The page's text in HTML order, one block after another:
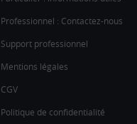
Professionnel : Contactez-nous
Support professionnel
Mentions légales
CGV
Politique de confidentialité